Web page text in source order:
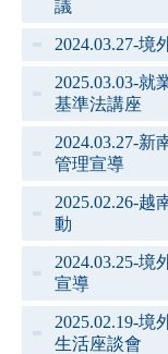
議
2024.03.27-境
2025.03.03-就
基準法講座
2024.03.27-新
管理宣導
2025.02.26-越
動
2024.03.25-境
宣導
2025.02.19-境
生活座談會